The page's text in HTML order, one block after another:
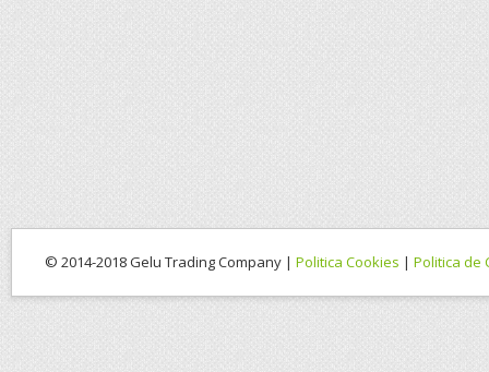
© 2014-2018 Gelu Trading Company | Politica Cookies | Politica de